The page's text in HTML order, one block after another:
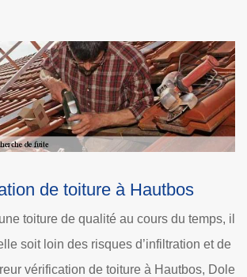
recherche fuite de toiture
est une entreprise vérification de toiture à
diverses interventions pour faire la